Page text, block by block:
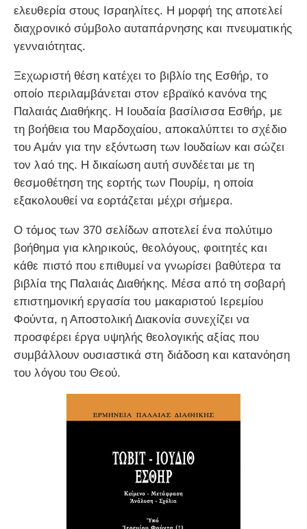
ελευθερία στους Ισραηλίτες. Η μορφή της αποτελεί
διαχρονικό σύμβολο αυταπάρνησης και πνευματικής
γενναιότητας.
Ξεχωριστή θέση κατέχει το βιβλίο της Εσθήρ, το
οποίο περιλαμβάνεται στον εβραϊκό κανόνα της
Παλαιάς Διαθήκης. Η Ιουδαία βασίλισσα Εσθήρ, με
τη βοήθεια του Μαρδοχαίου, αποκαλύπτει το σχέδιο
του Αμάν για την εξόντωση των Ιουδαίων και σώζει
τον λαό της. Η δικαίωση αυτή συνδέεται με τη
θεσμοθέτηση της εορτής των Πουρίμ, η οποία
εξακολουθεί να εορτάζεται μέχρι σήμερα.
Ο τόμος των 370 σελίδων αποτελεί ένα πολύτιμο
βοήθημα για κληρικούς, θεολόγους, φοιτητές και
κάθε πιστό που επιθυμεί να γνωρίσει βαθύτερα τα
βιβλία της Παλαιάς Διαθήκης. Μέσα από τη σοβαρή
επιστημονική εργασία του μακαριστού Ιερεμίου
Φούντα, η Αποστολική Διακονία συνεχίζει να
προσφέρει έργα υψηλής θεολογικής αξίας που
συμβάλλουν ουσιαστικά στη διάδοση και κατανόηση
του λόγου του Θεού.